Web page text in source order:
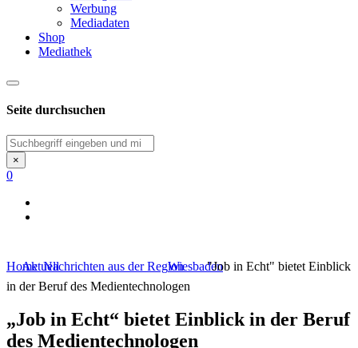
Werbung
Mediadaten
Shop
Mediathek
Seite durchsuchen
Suchen
×
0
HomeAktuellNachrichten aus der RegionWiesbaden"Job in Echt" bietet Einblick
in der Beruf des Medientechnologen
„Job in Echt“ bietet Einblick in der Beruf
des Medientechnologen